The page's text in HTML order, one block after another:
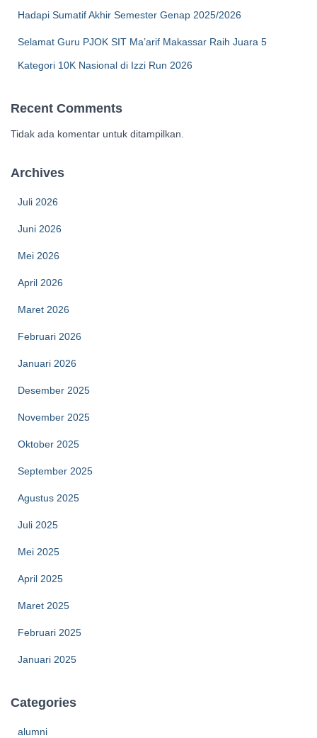
Hadapi Sumatif Akhir Semester Genap 2025/2026
Selamat Guru PJOK SIT Ma’arif Makassar Raih Juara 5
Kategori 10K Nasional di Izzi Run 2026
Recent Comments
Tidak ada komentar untuk ditampilkan.
Archives
Juli 2026
Juni 2026
Mei 2026
April 2026
Maret 2026
Februari 2026
Januari 2026
Desember 2025
November 2025
Oktober 2025
September 2025
Agustus 2025
Juli 2025
Mei 2025
April 2025
Maret 2025
Februari 2025
Januari 2025
Categories
alumni